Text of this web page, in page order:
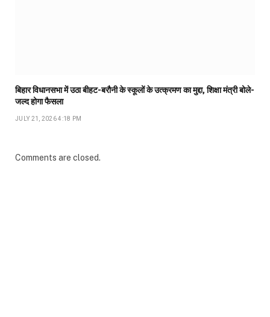
बिहार विधानसभा में उठा बीहट-बरौनी के स्कूलों के उत्क्रमण का मुद्दा, शिक्षा मंत्री बोले-
जल्द होगा फैसला
JULY 21, 2026 4:18 PM
Comments are closed.